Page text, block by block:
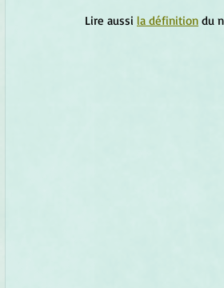
Lire aussi la définition du